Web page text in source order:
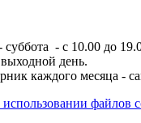
суббота - с 10.00 до
день.
каждого месяца -
файлов